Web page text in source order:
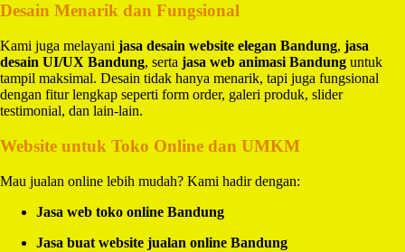
Desain Menarik dan Fungsional
Kami juga melayani jasa desain website elegan Bandung, jasa
desain UI/UX Bandung, serta jasa web animasi Bandung untuk
tampil maksimal. Desain tidak hanya menarik, tapi juga fungsional
dengan fitur lengkap seperti form order, galeri produk, slider
testimonial, dan lain-lain.
Website untuk Toko Online dan UMKM
Mau jualan online lebih mudah? Kami hadir dengan:
Jasa web toko online Bandung
Jasa buat website jualan online Bandung